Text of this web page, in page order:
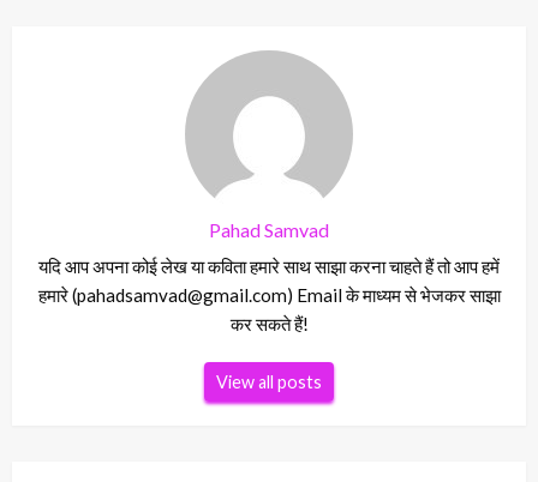
Pahad Samvad
यदि आप अपना कोई लेख या कविता हमारे साथ साझा करना चाहते हैं तो आप हमें
हमारे (pahadsamvad@gmail.com) Email के माध्यम से भेजकर साझा
कर सकते हैं!
View all posts